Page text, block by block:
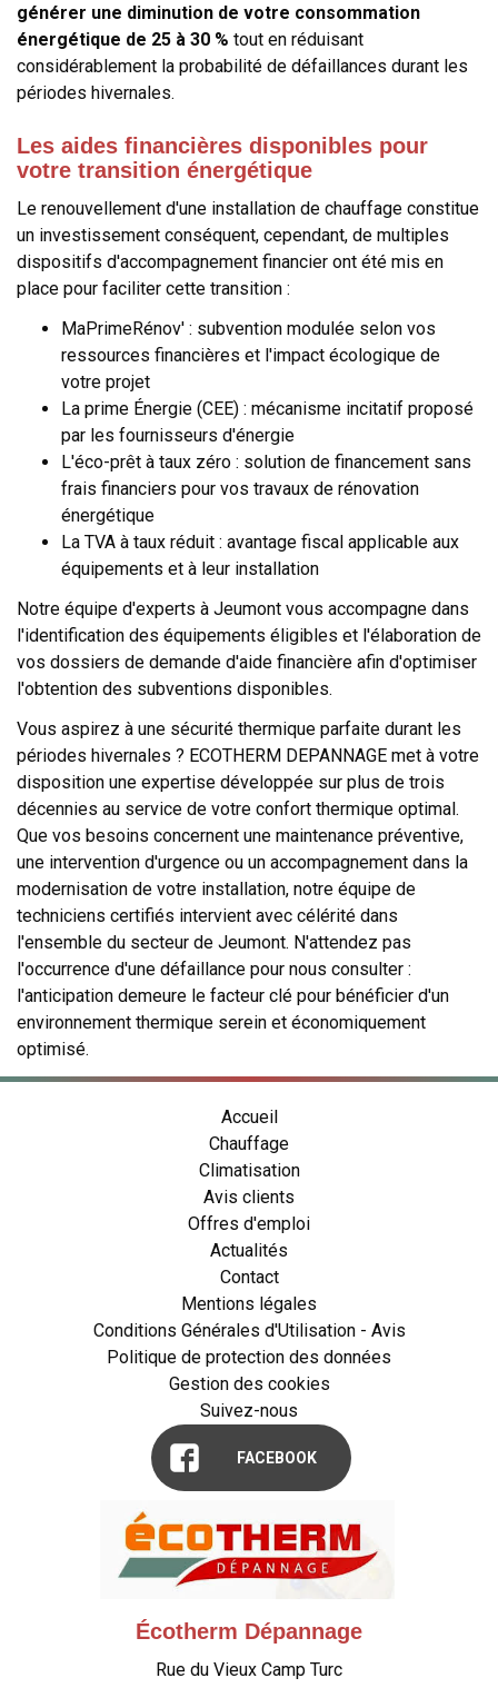
générer une diminution de votre consommation
énergétique de 25 à 30 % tout en réduisant
considérablement la probabilité de défaillances durant les
périodes hivernales.
Les aides financières disponibles pour
votre transition énergétique
Le renouvellement d'une installation de chauffage constitue
un investissement conséquent, cependant, de multiples
dispositifs d'accompagnement financier ont été mis en
place pour faciliter cette transition :
MaPrimeRénov' : subvention modulée selon vos
ressources financières et l'impact écologique de
votre projet
La prime Énergie (CEE) : mécanisme incitatif proposé
par les fournisseurs d'énergie
L'éco-prêt à taux zéro : solution de financement sans
frais financiers pour vos travaux de rénovation
énergétique
La TVA à taux réduit : avantage fiscal applicable aux
équipements et à leur installation
Notre équipe d'experts à Jeumont vous accompagne dans
l'identification des équipements éligibles et l'élaboration de
vos dossiers de demande d'aide financière afin d'optimiser
l'obtention des subventions disponibles.
Vous aspirez à une sécurité thermique parfaite durant les
périodes hivernales ? ECOTHERM DEPANNAGE met à votre
disposition une expertise développée sur plus de trois
décennies au service de votre confort thermique optimal.
Que vos besoins concernent une maintenance préventive,
une intervention d'urgence ou un accompagnement dans la
modernisation de votre installation, notre équipe de
techniciens certifiés intervient avec célérité dans
l'ensemble du secteur de Jeumont. N'attendez pas
l'occurrence d'une défaillance pour nous consulter :
l'anticipation demeure le facteur clé pour bénéficier d'un
environnement thermique serein et économiquement
optimisé.
Accueil
Chauffage
Climatisation
Avis clients
Offres d'emploi
Actualités
Contact
Mentions légales
Conditions Générales d'Utilisation - Avis
Politique de protection des données
Gestion des cookies
Suivez-nous
FACEBOOK
Écotherm Dépannage
Rue du Vieux Camp Turc